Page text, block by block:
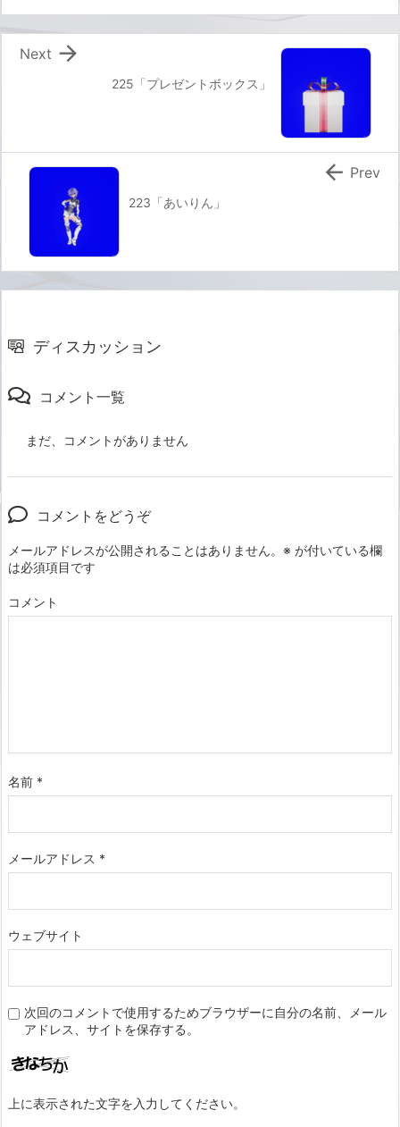
225「プレゼントボックス」

Next
223「あいりん」
 Prev
ディスカッション
コメント一覧
まだ、コメントがありません
コメントをどうぞ
メールアドレスが公開されることはありません。 ※ が付いている欄
は必須項目です
コメント
名前 *
メールアドレス *
ウェブサイト
次回のコメントで使用するためブラウザーに自分の名前、メール
アドレス、サイトを保存する。
上に表示された文字を入力してください。